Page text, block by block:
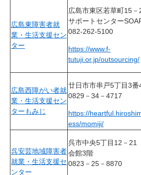
広島東障害者就
業・生活支援セン
ター
広島市東区若草町15
サポートセンター
​082-262-5100
https://www.f-
tutuji.or.jp/outsourcing/
広島西障がい者就
業・生活支援セン
ターもみじ
廿日市市串戸5丁目3番
0829－34－4717
https://
ess/momiji/
呉安芸地域障害者
就業・生活支援セ
ンター
呉市中央5丁目12－21
会館3階
0823－25－8870